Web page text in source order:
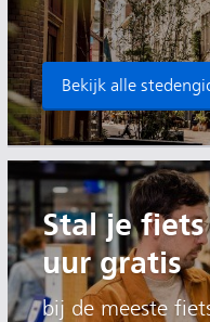
Bekijk alle
Stal je
uur gratis
bij de meeste